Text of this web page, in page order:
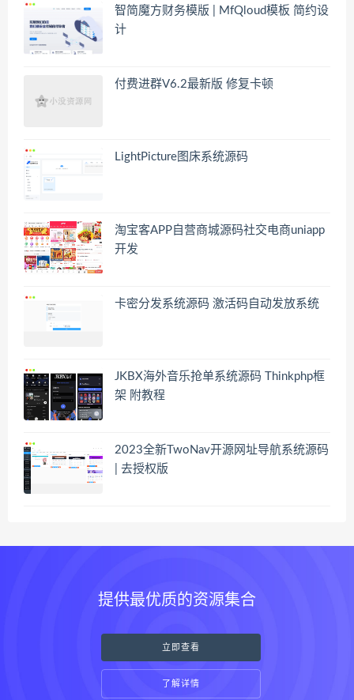
智简魔方财务模版 | MfQloud模板 简约设
计
付费进群V6.2最新版 修复卡顿
LightPicture图床系统源码
淘宝客APP自营商城源码社交电商uniapp
开发
卡密分发系统源码 激活码自动发放系统
JKBX海外音乐抢单系统源码 Thinkphp框
架 附教程
2023全新TwoNav开源网址导航系统源码
| 去授权版
提供最优质的资源集合
立即查看
了解详情